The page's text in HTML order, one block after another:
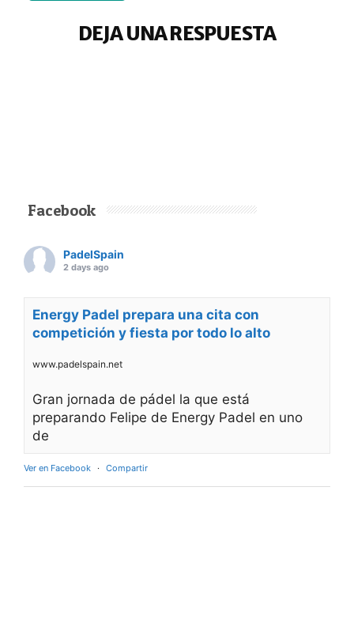
DEJA UNA RESPUESTA
Facebook
PadelSpain
2 days ago
Energy Padel prepara una cita con
competición y fiesta por todo lo alto
www.padelspain.net
Gran jornada de pádel la que está
preparando Felipe de Energy Padel en uno
de
Ver en Facebook · Compartir